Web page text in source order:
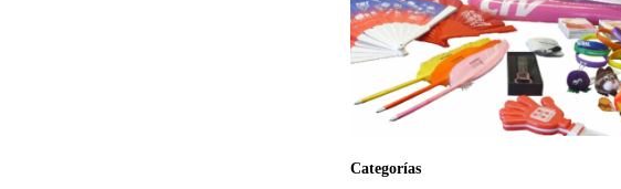
Categorías